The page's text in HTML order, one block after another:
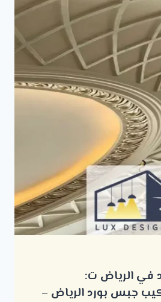
في الرياض ت:
تركيب جبس بورد الرياض –